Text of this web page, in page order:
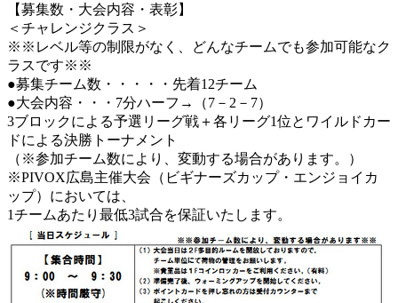
【募集数・大会内容・表彰】
＜チャレンジクラス＞
※※レベル等の制限がなく、どんなチームでも参加可能なク
ラスです※※
●募集チーム数・・・・・先着12チーム
●大会内容・・・7分ハーフ→（7－2－7）
3ブロックによる予選リーグ戦＋各リーグ1位とワイルドカー
ドによる決勝トーナメント
（※参加チーム数により、変動する場合があります。）
※PIVOX広島主催大会（ビギナーズカップ・エンジョイカ
ップ）においては、
1チームあたり最低3試合を保証いたします。